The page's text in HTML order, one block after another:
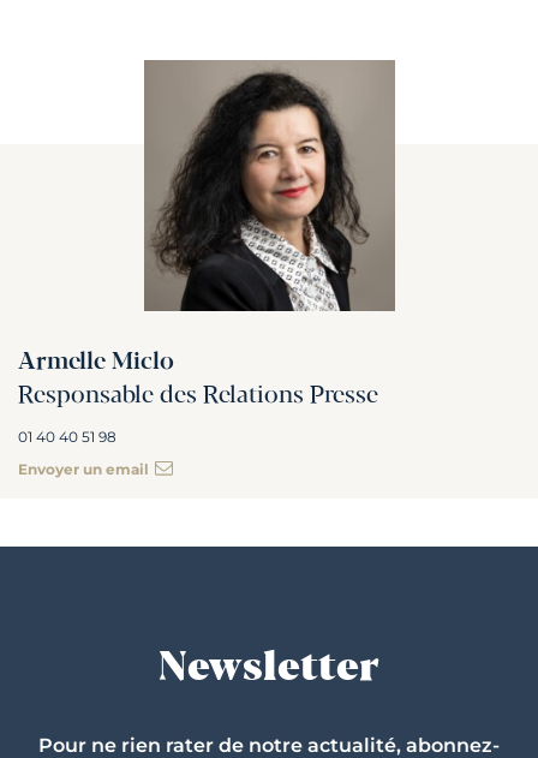
Armelle Miclo
Responsable des Relations Presse
01 40 40 51 98
Envoyer un email
Newsletter
Pour ne rien rater de notre actualité, abonnez-